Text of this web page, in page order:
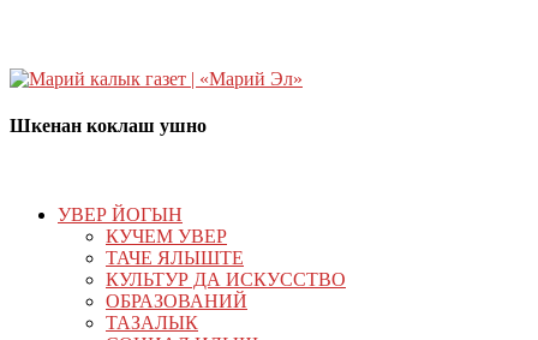
Шкенан коклаш ушно
УВЕР ЙОГЫН
КУЧЕМ УВЕР
ТАЧЕ ЯЛЫШТЕ
КУЛЬТУР ДА ИСКУССТВО
ОБРАЗОВАНИЙ
ТАЗАЛЫК